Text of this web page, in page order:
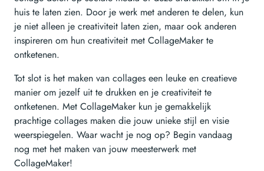
huis te laten zien. Door je werk met anderen te delen, kun
je niet alleen je creativiteit laten zien, maar ook anderen
inspireren om hun creativiteit met CollageMaker te
ontketenen.
Tot slot is het maken van collages een leuke en creatieve
manier om jezelf uit te drukken en je creativiteit te
ontketenen. Met CollageMaker kun je gemakkelijk
prachtige collages maken die jouw unieke stijl en visie
weerspiegelen. Waar wacht je nog op? Begin vandaag
nog met het maken van jouw meesterwerk met
CollageMaker!